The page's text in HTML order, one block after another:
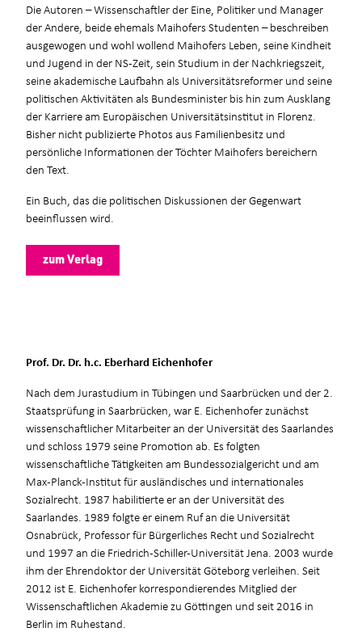
Die Autoren – Wissenschaftler der Eine, Politiker und Manager
der Andere, beide ehemals Maihofers Studenten – beschreiben
ausgewogen und wohl wollend Maihofers Leben, seine Kindheit
und Jugend in der NS-Zeit, sein Studium in der Nachkriegszeit,
seine akademische Laufbahn als Universitätsreformer und seine
politischen Aktivitäten als Bundesminister bis hin zum Ausklang
der Karriere am Europäischen Universitätsinstitut in Florenz.
Bisher nicht publizierte Photos aus Familienbesitz und
persönliche Informationen der Töchter Maihofers bereichern
den Text.
Ein Buch, das die politischen Diskussionen der Gegenwart
beeinflussen wird.
zum Verlag
Prof. Dr. Dr. h.c. Eberhard Eichenhofer
Nach dem Jurastudium in Tübingen und Saarbrücken und der 2.
Staatsprüfung in Saarbrücken, war E. Eichenhofer zunächst
wissenschaftlicher Mitarbeiter an der Universität des Saarlandes
und schloss 1979 seine Promotion ab. Es folgten
wissenschaftliche Tätigkeiten am Bundessozialgericht und am
Max-Planck-Institut für ausländisches und internationales
Sozialrecht. 1987 habilitierte er an der Universität des
Saarlandes. 1989 folgte er einem Ruf an die Universität
Osnabrück, Professor für Bürgerliches Recht und Sozialrecht
und 1997 an die Friedrich-Schiller-Universität Jena. 2003 wurde
ihm der Ehrendoktor der Universität Göteborg verleihen. Seit
2012 ist E. Eichenhofer korrespondierendes Mitglied der
Wissenschaftlichen Akademie zu Göttingen und seit 2016 in
Berlin im Ruhestand.